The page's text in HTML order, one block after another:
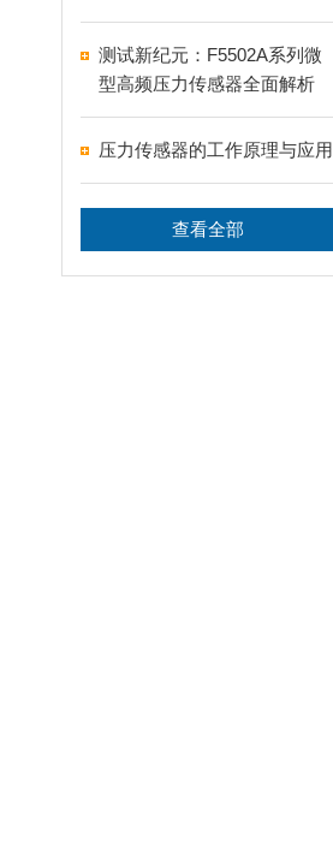
测试新纪元：F5502A系列微
型高频压力传感器全面解析
压力传感器的工作原理与应用
查看全部